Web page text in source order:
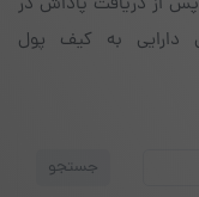
از دریافت پاداش در
دارایی به کیف پول
جستجو